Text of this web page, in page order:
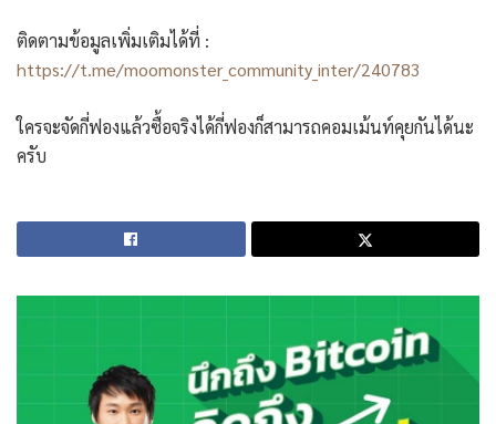
ติดตามข้อมูลเพิ่มเติมได้ที่ :
https://t.me/moomonster_community_inter/240783
ใครจะจัดกี่ฟองแล้วซื้อจริงได้กี่ฟองก็สามารถคอมเม้นท์คุยกันได้นะ
ครับ